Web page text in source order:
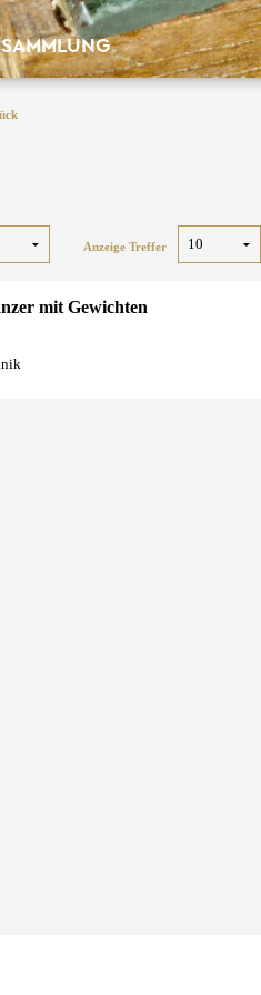
Anzeige Treffer
mit Gewichten